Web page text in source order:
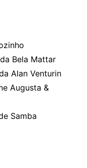
Bela Mattar
Alan Venturin
Augusta &
Samba